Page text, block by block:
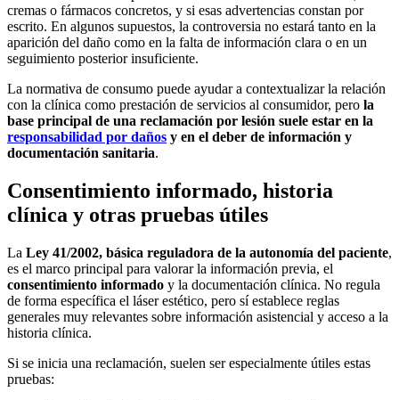
cremas o fármacos concretos, y si esas advertencias constan por
escrito. En algunos supuestos, la controversia no estará tanto en la
aparición del daño como en la falta de información clara o en un
seguimiento posterior insuficiente.
La normativa de consumo puede ayudar a contextualizar la relación
con la clínica como prestación de servicios al consumidor, pero la
base principal de una reclamación por lesión suele estar en la
responsabilidad por daños y en el deber de información y
documentación sanitaria.
Consentimiento informado, historia
clínica y otras pruebas útiles
La Ley 41/2002, básica reguladora de la autonomía del paciente,
es el marco principal para valorar la información previa, el
consentimiento informado y la documentación clínica. No regula
de forma específica el láser estético, pero sí establece reglas
generales muy relevantes sobre información asistencial y acceso a la
historia clínica.
Si se inicia una reclamación, suelen ser especialmente útiles estas
pruebas: